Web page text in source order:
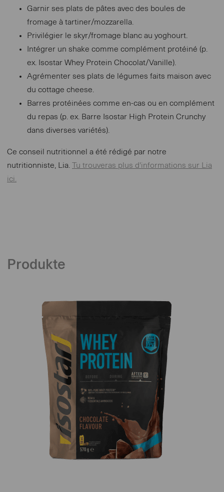
Garnir ses plats de pâtes avec des boules de
fromage à tartiner/mozzarella.
Privilégier le skyr/fromage blanc au yoghourt.
Intégrer un shake comme complément protéiné (p.
ex. Isostar Whey Protein Chocolat/Vanille).
Agrémenter ses plats de légumes faits maison avec
du cottage cheese.
Barres protéinées comme en-cas ou en complément
du repas (p. ex. Barre Isostar High Protein Crunchy
dans diverses variétés).
Ce conseil nutritionnel a été rédigé par notre
nutritionniste, Lia. Tu trouveras plus d'informations sur Lia
ici.
Produkte